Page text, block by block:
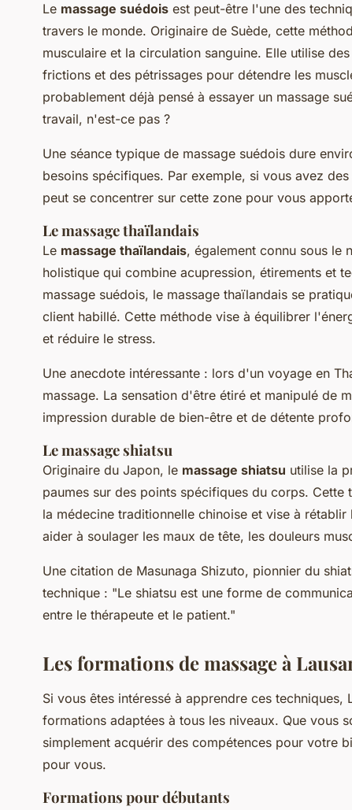
Le massage suédois est peut-être l'une des
travers le monde. Originaire de Suède, cette
musculaire et la circulation sanguine. Elle utilise
frictions et des pétrissages pour détendre les
probablement déjà pensé à essayer un massage
travail, n'est-ce pas ?
Une séance typique de massage suédois dure
besoins spécifiques. Par exemple, si vous avez
peut se concentrer sur cette zone pour vous
Le massage thaïlandais
Le massage thaïlandais, également connu sous le
holistique qui combine acupression, étirements et
massage suédois, le massage thaïlandais se
client habillé. Cette méthode vise à équilibrer
et réduire le stress.
Une anecdote intéressante : lors d'un voyage en
massage. La sensation d'être étiré et manipulé de
impression durable de bien-être et de détente
Le massage shiatsu
Originaire du Japon, le massage shiatsu utilise la
paumes sur des points spécifiques du corps. Cette
la médecine traditionnelle chinoise et vise à
aider à soulager les maux de tête, les douleurs
Une citation de Masunaga Shizuto, pionnier du
technique : "Le shiatsu est une forme de
entre le thérapeute et le patient."
Les formations de massage à
Si vous êtes intéressé à apprendre ces techniques,
formations adaptées à tous les niveaux. Que vous
simplement acquérir des compétences pour votre
pour vous.
Formations pour débutants